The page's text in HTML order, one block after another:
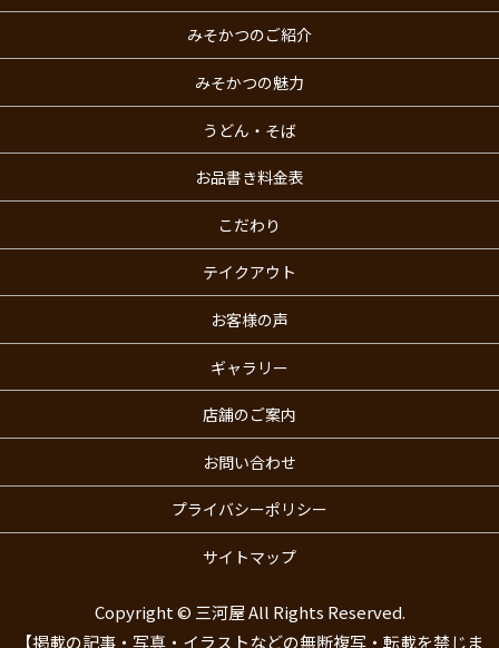
みそかつのご紹介
みそかつの魅力
うどん・そば
お品書き料金表
こだわり
テイクアウト
お客様の声
ギャラリー
店舗のご案内
お問い合わせ
プライバシーポリシー
サイトマップ
Copyright © 三河屋 All Rights Reserved.
【掲載の記事・写真・イラストなどの無断複写・転載を禁じま